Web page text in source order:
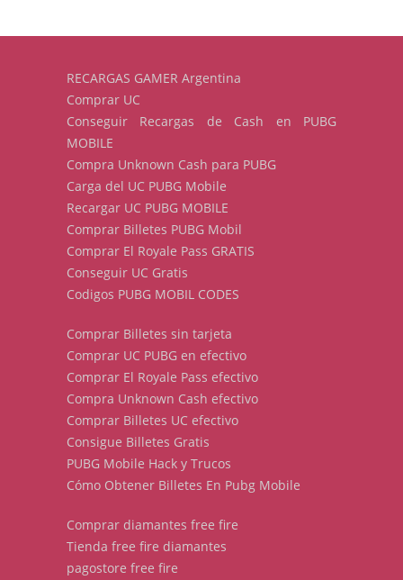
RECARGAS GAMER Argentina
Comprar UC
Conseguir Recargas de Cash en PUBG
MOBILE
Compra Unknown Cash para PUBG
Carga del UC PUBG Mobile
Recargar UC PUBG MOBILE
Comprar Billetes PUBG Mobil
Comprar El Royale Pass GRATIS
Conseguir UC Gratis
Codigos PUBG MOBIL CODES
Comprar Billetes sin tarjeta
Comprar UC PUBG en efectivo
Comprar El Royale Pass efectivo
Compra Unknown Cash efectivo
Comprar Billetes UC efectivo
Consigue Billetes Gratis
PUBG Mobile Hack y Trucos
Cómo Obtener Billetes En Pubg Mobile
Comprar diamantes free fire
Tienda free fire diamantes
pagostore free fire